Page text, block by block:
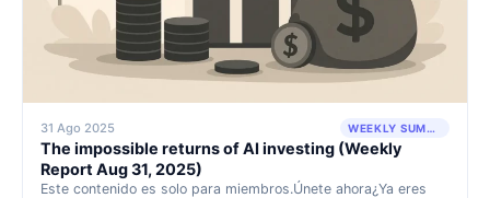
31 Ago 2025 WEEKLY SUMMARY
The impossible returns of AI investing (Weekly
Report Aug 31, 2025)
Este contenido es solo para miembros.Únete ahora¿Ya eres